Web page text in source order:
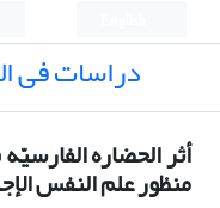
دراسات فی
أثر الحضاره
منظور علم النفس